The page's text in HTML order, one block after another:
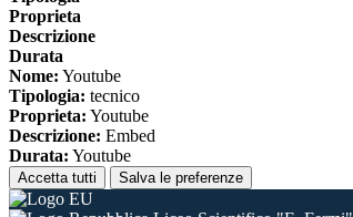
Proprieta
Descrizione
Durata
Nome: Youtube
Tipologia: tecnico
Proprieta: Youtube
Descrizione: Embed
Durata: Youtube
Accetta tutti Salva le preferenze